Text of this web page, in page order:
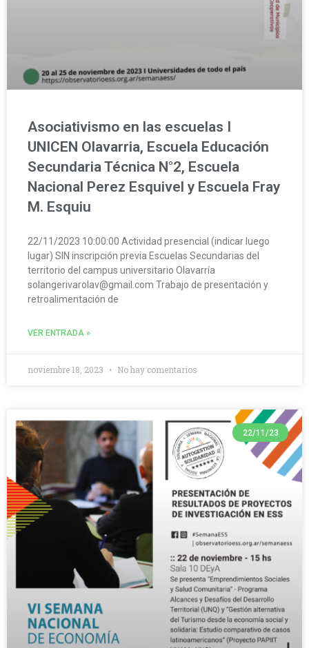
Asociativismo en las escuelas I
UNICEN Olavarria, Escuela Educación
Secundaria Técnica N°2, Escuela
Nacional Perez Esquivel y Escuela Fray
M. Esquiu
22/11/2023 10:00:00 Actividad presencial (indicar luego
lugar) SIN inscripción previa Escuelas Secundarias del
territorio del campus universitario Olavarría
solangerivarolav@gmail.com Trabajo de presentación y
retroalimentación de
VER ENTRADA »
noviembre 18, 2023 No hay comentarios
22/11/23